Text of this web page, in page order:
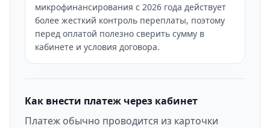
микрофинансирования с 2026 года действует
более жесткий контроль переплаты, поэтому
перед оплатой полезно сверить сумму в
кабинете и условия договора.
Как внести платеж через кабинет
Платеж обычно проводится из карточки